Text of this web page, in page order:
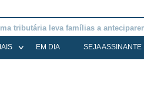
Elena Menoia Cesarin
EM DIA SEJA ASSINANTE